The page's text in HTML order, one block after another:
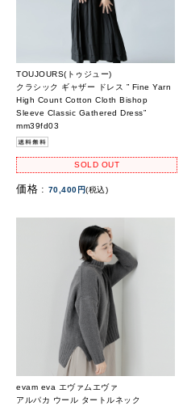
TOUJOURS(トゥジュー)
クラシック ギャザー ドレス ” Fine Yarn
High Count Cotton Cloth Bishop
Sleeve Classic Gathered Dress”
mm39fd03
SOLD OUT
価格 : 70,400円(税込)
evam eva エヴァムエヴァ
アルパカ ウール タートルネック